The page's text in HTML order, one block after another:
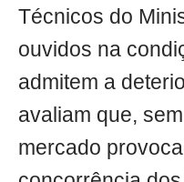
Técnicos do
ouvidos na
admitem a
avaliam que,
mercado